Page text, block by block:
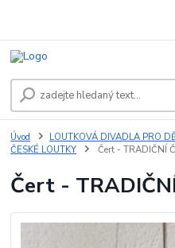
Úvod LOUTKOVÁ DIVADLA PRO
ČESKÉ LOUTKY
Čert - TRADIČNÍ
Čert -